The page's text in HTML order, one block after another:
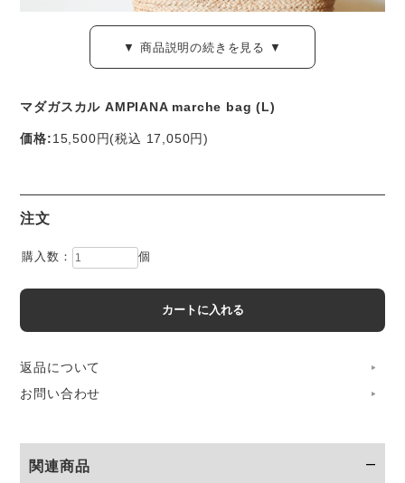
（アンピアーナ）の製品です。
Lサイズは、1泊旅行の荷物が無理なく収まる、頼もしいサイ
荷物が多い日も軽快に持ち歩けます。
グ。
▼ 商品説明の続きを見る ▼
マダガスカル AMPIANA marche bag (L)
価格:15,500円(税込 17,050円)
注文
購入数： 個
返品について
お問い合わせ
関連商品